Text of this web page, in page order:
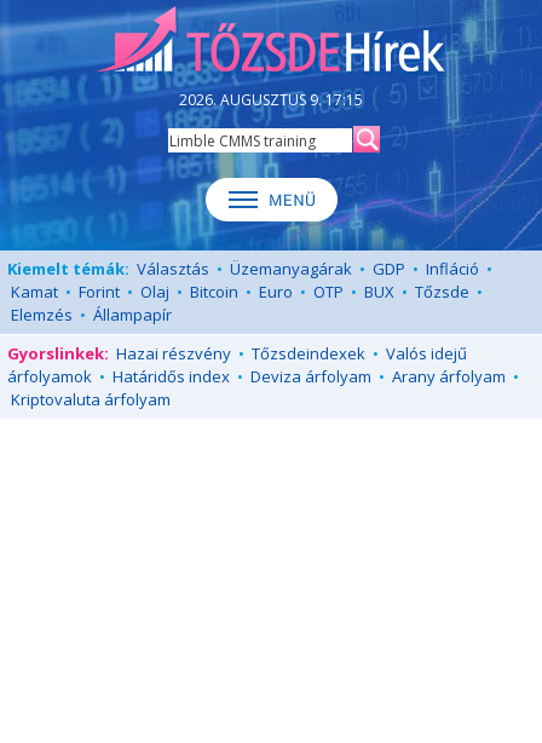
2026. AUGUSZTUS 9. 17:15
Kiemelt témák: Választás • Üzemanyagárak • GDP • Infláció •
Kamat • Forint • Olaj • Bitcoin • Euro • OTP • BUX • Tőzsde •
Elemzés • Állampapír
Gyorslinkek: Hazai részvény • Tőzsdeindexek • Valós idejű
árfolyamok • Határidős index • Deviza árfolyam • Arany árfolyam •
Kriptovaluta árfolyam